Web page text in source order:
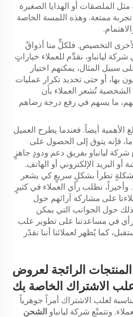
الملصقات أو الهدايا الصغيرة
تجربة ممتعة. وهذه اللمسة الخاصة
التخصيص. فلكلٍّ منا أذواقٌ
ليانباو، نقدِّم للعملاء خياراتٍ
سبيل المثال، يمكنهم اختيار
بها، أو حتى تحديد تكرار عمليات
تُشعر العملاء بأن
ما يسهم في رفع درجة رضاهم
الأهمية أيضاً. فعندما يطرح العميل
فإنه يتوق إلى الحصول على
ليانباو بفريق دعم ودودٍ جاهزٍ
البريد الإلكتروني أو الهاتف.
تطرأ بشكلٍ سريعٍ كي يشعر
وأخيراً، نطلب رأي العملاء في كثيرٍ
على مشاركة آرائهم حول
حول الجوانب التي يمكن
في مساعدتنا على تطوير علب
كما يُظهر لعملائنا أننا نقدّر
الرائجة لعروض
الاشتراك الخاصة بك
لعلب الاشتراك أمراً جوهرياً
وتتمتّع شركة ليانباو الشحن